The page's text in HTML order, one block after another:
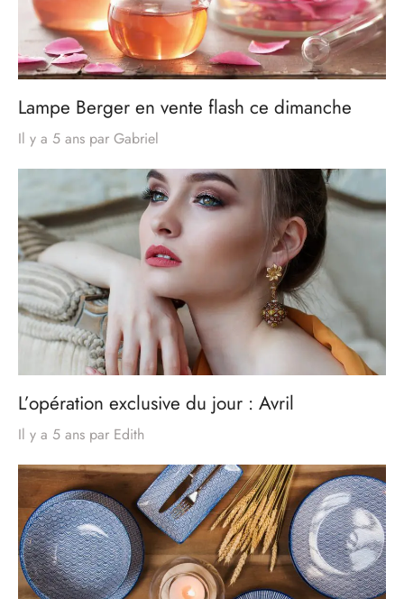
Lampe Berger en vente flash ce dimanche
Il y a 5 ans par Gabriel
L’opération exclusive du jour : Avril
Il y a 5 ans par Edith